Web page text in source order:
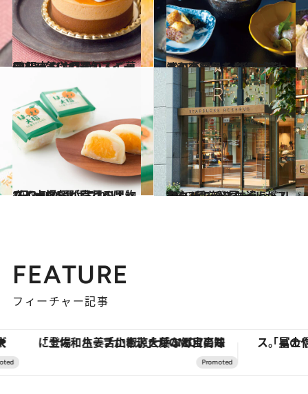
2019.9.8
GINZA SIXの最旬スイーツ 限定や注目のりんご菓子を一気に11選
グルメ 2019.6.24
あの高級魚をお得に味わう和のランチ 銀座「芝濱」の鯛尽くし
グルメ
2019.7.3
1日2,000個が売れるはっさく大福など 注目の果物スイーツ5選はこれ！
グルメ 2019.9.6
スタバで新スタイルがスタート！ ひと味違うドリンク7種を発見
グルメ
FEATURE
フィーチャー記事
「土佐和ハーブかき氷」がOMO7高知に登場！生姜、山椒、大葉など目にも舌にも涼を呼ぶ郷土の味